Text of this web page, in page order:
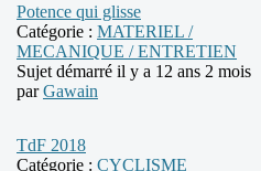
Potence qui glisse
Catégorie : MATERIEL /
MECANIQUE / ENTRETIEN
Sujet démarré il y a 12 ans 2 mois
parGawain
TdF 2018
Catégorie : CYCLISME